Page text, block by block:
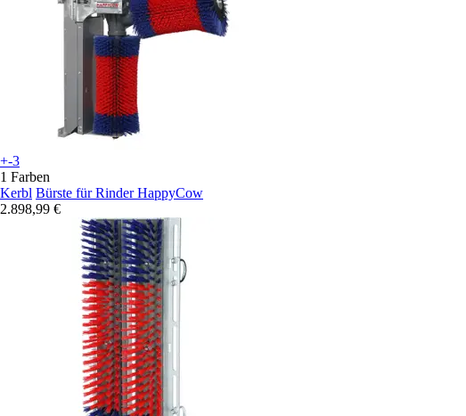
+-3
1 Farben
Kerbl Bürste für Rinder HappyCow
2.898,99 €